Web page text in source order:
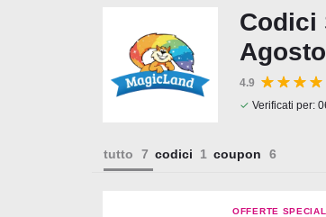
Codici
4.9
✓ Verificati per:
tutto codici coupon
OFFERTE